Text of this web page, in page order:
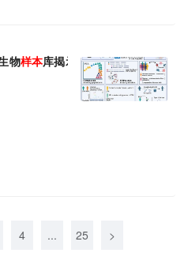
物样本库揭示基因与GLP-1减肥疗
4 ... 25 >